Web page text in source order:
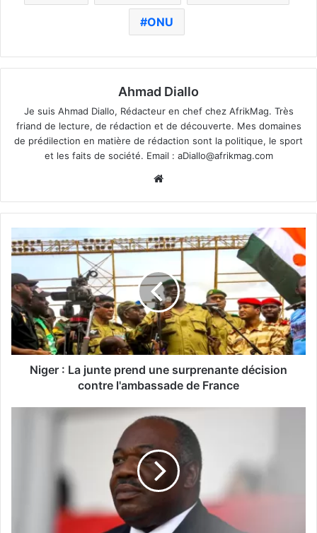
ONU
Ahmad Diallo
Je suis Ahmad Diallo, Rédacteur en chef chez AfrikMag. Très
friand de lecture, de rédaction et de découverte. Mes domaines
de prédilection en matière de rédaction sont la politique, le sport
et les faits de société. Email : aDiallo@afrikmag.com
Niger : La junte prend une surprenante décision
contre l'ambassade de France